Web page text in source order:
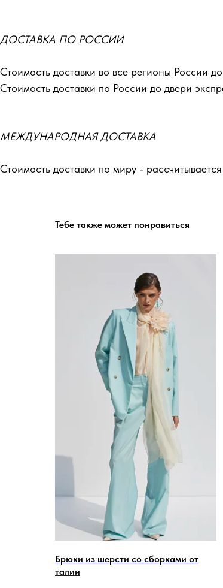
ДОСТАВКА ПО РОССИИ
Стоимость доставки во все регионы России
Стоимость доставки по России до двери
МЕЖДУНАРОДНАЯ ДОСТАВКА
Стоимость доставки по миру -
Тебе также может понравиться
Брюки из шерсти со сборками от
талии